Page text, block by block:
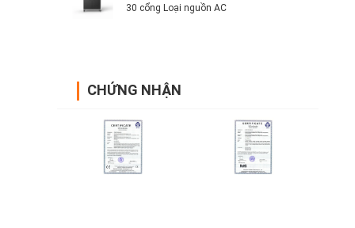
30 cổng Loại nguồn AC
CHỨNG NHẬN